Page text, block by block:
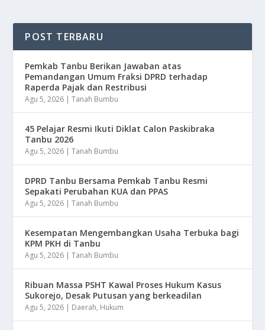
POST TERBARU
Pemkab Tanbu Berikan Jawaban atas
Pemandangan Umum Fraksi DPRD terhadap
Raperda Pajak dan Restribusi
Agu 5, 2026 |Tanah Bumbu
45 Pelajar Resmi Ikuti Diklat Calon Paskibraka
Tanbu 2026
Agu 5, 2026 |Tanah Bumbu
DPRD Tanbu Bersama Pemkab Tanbu Resmi
Sepakati Perubahan KUA dan PPAS
Agu 5, 2026 |Tanah Bumbu
Kesempatan Mengembangkan Usaha Terbuka bagi
KPM PKH di Tanbu
Agu 5, 2026 |Tanah Bumbu
Ribuan Massa PSHT Kawal Proses Hukum Kasus
Sukorejo, Desak Putusan yang berkeadilan
Agu 5, 2026 | Daerah, Hukum